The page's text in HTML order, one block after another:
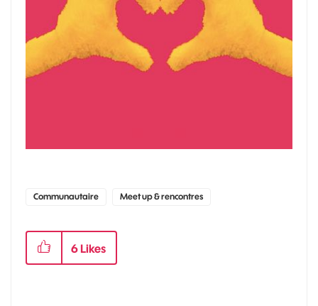
Communautaire Meet up & rencontres
6 Likes